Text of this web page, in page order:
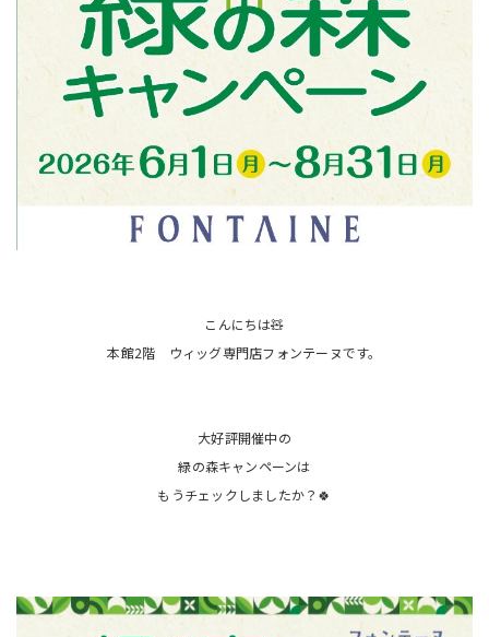
こんにちは🧸
本館2階 ウィッグ専門店フォンテーヌです。
大好評開催中の
緑の森キャンペーンは
もうチェックしましたか？🍀